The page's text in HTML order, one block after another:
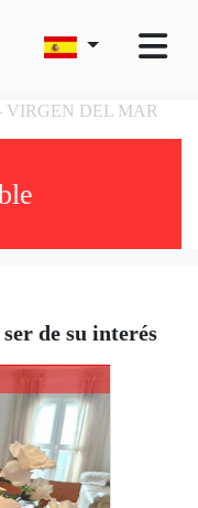
VIRGEN DEL MAR
de su interés
25